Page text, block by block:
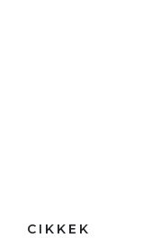
CIKKEK